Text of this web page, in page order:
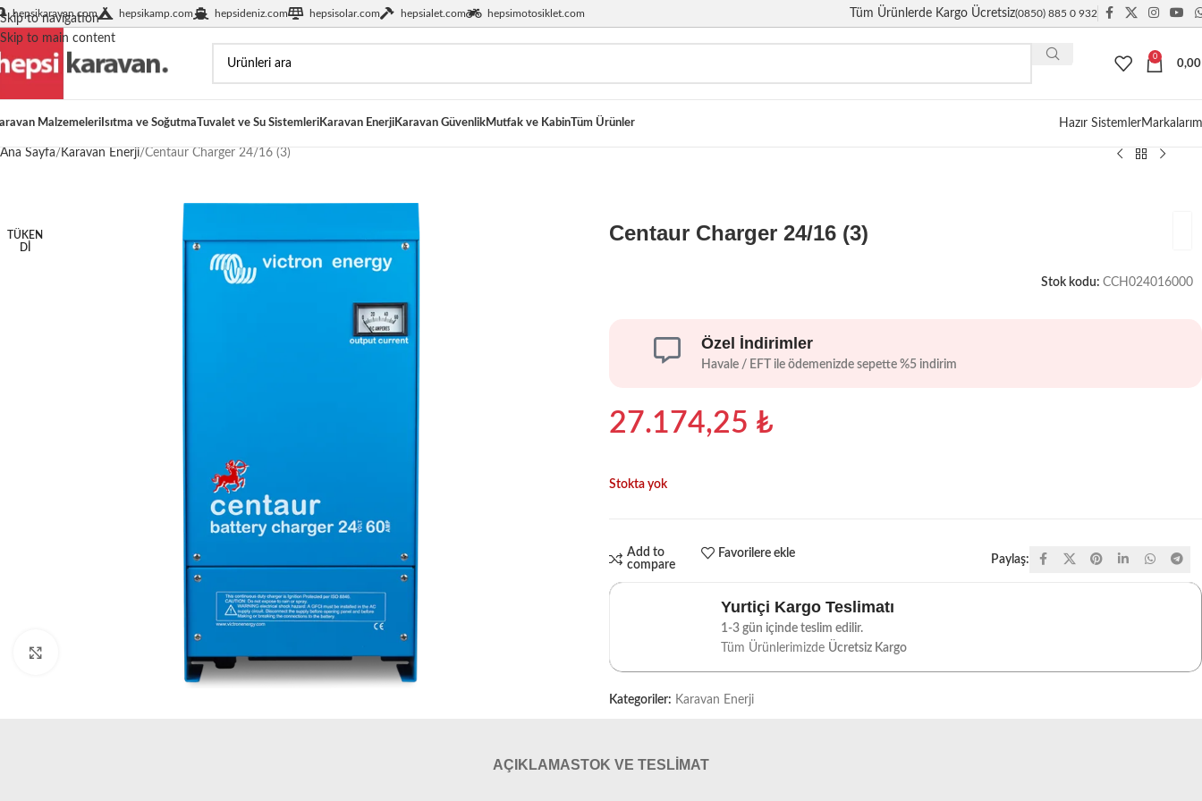
Skip to navigation
Skip to main content
hepsikaravan.com hepsikamp.com hepsideniz.com hepsisolar.com hepsialet.com hepsimotosiklet.com Tüm Ürünlerde Kargo Ücretsiz(0850) 885 0 932
0
Malzemeleri Isıtma ve SoğutmaTuvalet ve Su SistemleriKaravan EnerjiKaravan GüvenlikMutfak ve KabinTüm Ürünler Hazır Sistemler
Ana Sayfa Karavan Enerji Centaur Charger 24/16 (3)
TÜKEN
DI
Centaur Charger 24/16 (3)
Stok kodu: CCH024016000
Özel İndirimler
Havale / EFT ile ödemenizde sepette %5 indirim
27.174,25 ₺
Stokta yok
Add to
compare
Favorilere ekle
Paylaş:
Yurtiçi Kargo Teslimatı
1-3 gün içinde teslim edilir.
Tüm Ürünlerimizde Ücretsiz Kargo
Kategoriler: Karavan Enerji
AÇIKLAMASTOK VE TESLIMAT